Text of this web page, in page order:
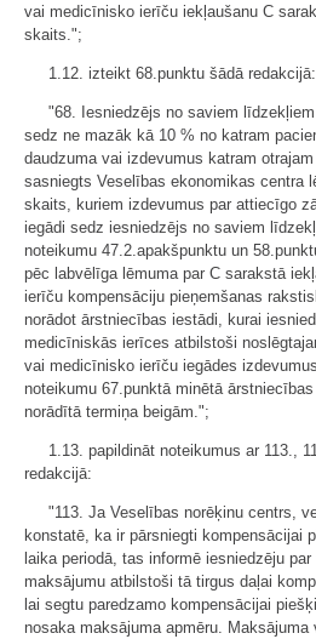
vai medicīnisko ierīču iekļaušanu C
skaits.";
1.12. izteikt 68.punktu šādā redakcijā:
"68. Iesniedzējs no saviem
sedz ne mazāk kā 10 % no katram
daudzuma vai izdevumus katram
sasniegts Veselības ekonomikas centra
skaits, kuriem izdevumus par attiecīgo
iegādi sedz iesniedzējs no saviem
noteikumu 47.2.apakšpunktu un
pēc labvēlīga lēmuma par C sarakstā
ierīču kompensāciju pieņemšanas
norādot ārstniecības iestādi, kurai
medicīniskās ierīces atbilstoši
vai medicīnisko ierīču iegādes
noteikumu 67.punktā minētā
norādītā termiņa beigām.";
1.13. papildināt noteikumus ar 113.,
redakcijā:
"113. Ja Veselības norēķinu centrs,
konstatē, ka ir pārsniegti kompensācijai
laika periodā, tas informē iesniedzēju
maksājumu atbilstoši tā tirgus daļai
lai segtu paredzamo kompensācijai
nosaka maksājuma apmēru.